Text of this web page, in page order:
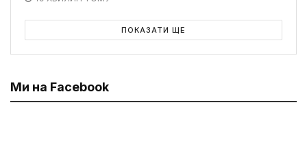
ПОКАЗАТИ ЩЕ
Ми на Facebook